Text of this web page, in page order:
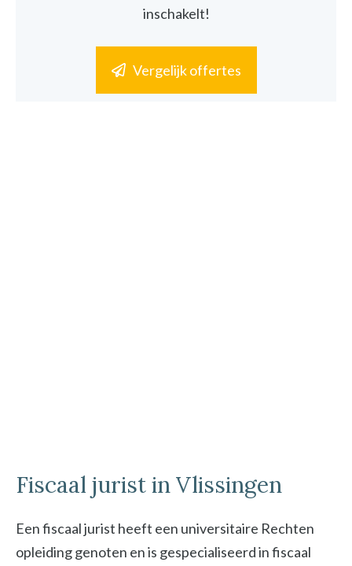
inschakelt!
Vergelijk offertes
Fiscaal jurist in Vlissingen
Een fiscaal jurist heeft een universitaire Rechten
opleiding genoten en is gespecialiseerd in fiscaal